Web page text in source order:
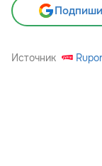
Источник Rupor